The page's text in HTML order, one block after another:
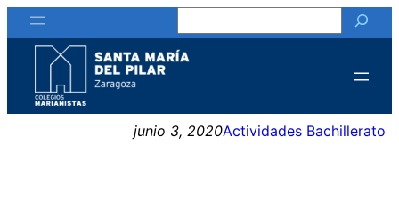
Saltar
al
contenido
junio 3, 2020Actividades Bachillerato